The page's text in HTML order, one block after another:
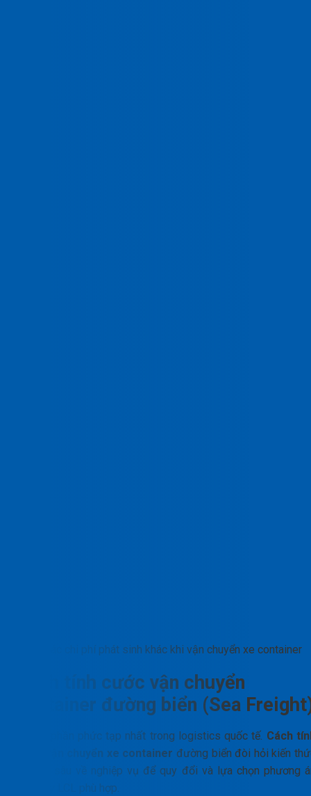
Các chi phí phát sinh khác khi vận chuyển xe container
Cách tính cước vận chuyển
container đường biển (Sea
Đây là phần phức tạp nhất trong logistics quốc tế. Cách
cước vận chuyển xe container đường biển đòi hỏi kiến
chuyên sâu về nghiệp vụ để quy đổi và lựa chọn phương
FCL hay LCL phù hợp.